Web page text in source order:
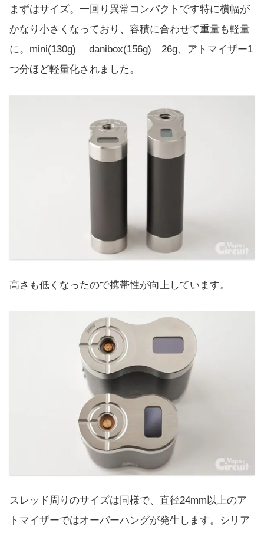
まずはサイズ。一回り異常コンパクトです特に横幅が
かなり小さくなっており、容積に合わせて重量も軽量
に。mini(130g) danibox(156g) 26g、アトマイザー1
つ分ほど軽量化されました。
高さも低くなったので携帯性が向上しています。
スレッド周りのサイズは同様で、直径24mm以上のア
トマイザーではオーバーハングが発生します。シリア